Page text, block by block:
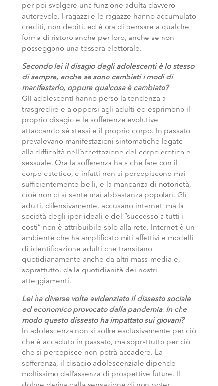
per poi svolgere una funzione adulta davvero
autorevole. I ragazzi e le ragazze hanno accumulato
crediti, non debiti, ed è ora di pensare a qualche
forma di ristoro anche per loro, anche se non
posseggono una tessera elettorale.
Secondo lei il disagio degli adolescenti è lo stesso
di sempre, anche se sono cambiati i modi di
manifestarlo, oppure qualcosa è cambiato?
Gli adolescenti hanno perso la tendenza a
trasgredire e a opporsi agli adulti ed esprimono il
proprio disagio e le sofferenze evolutive
attaccando sé stessi e il proprio corpo. In passato
prevalevano manifestazioni sintomatiche legate
alla difficoltà nell’accettazione del corpo erotico e
sessuale. Ora la sofferenza ha a che fare con il
corpo estetico, e infatti non si percepiscono mai
sufficientemente belli, e la mancanza di notorietà,
cioè non ci si sente mai abbastanza popolari. Gli
adulti, difensivamente, accusano internet, ma la
società degli iper-ideali e del “successo a tutti i
costi” non è attribuibile solo alla rete. Internet è un
ambiente che ha amplificato miti affettivi e modelli
di identificazione adulti che transitano
quotidianamente anche da altri mass-media e,
soprattutto, dalla quotidianità dei nostri
atteggiamenti.
Lei ha diverse volte evidenziato il dissesto sociale
ed economico provocato dalla pandemia. In che
modo questo dissesto ha impattato sui giovani?
In adolescenza non si soffre esclusivamente per ciò
che è accaduto in passato, ma soprattutto per ciò
che si percepisce non potrà accadere. La
sofferenza, il disagio adolescenziale dipende
moltissimo dall’assenza di prospettive future. Il